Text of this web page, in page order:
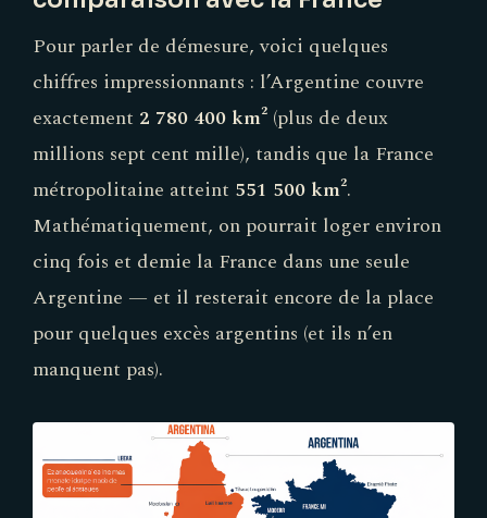
Pour parler de démesure, voici quelques
chiffres impressionnants : l’Argentine couvre
exactement 2 780 400 km² (plus de deux
millions sept cent mille), tandis que la France
métropolitaine atteint 551 500 km².
Mathématiquement, on pourrait loger environ
cinq fois et demie la France dans une seule
Argentine — et il resterait encore de la place
pour quelques excès argentins (et ils n’en
manquent pas).